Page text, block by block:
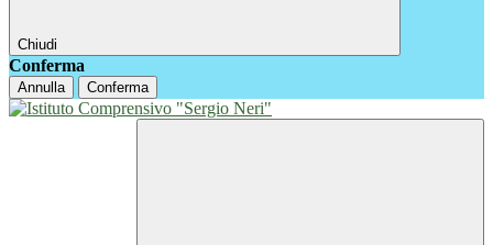
Chiudi
Conferma
Annulla Conferma